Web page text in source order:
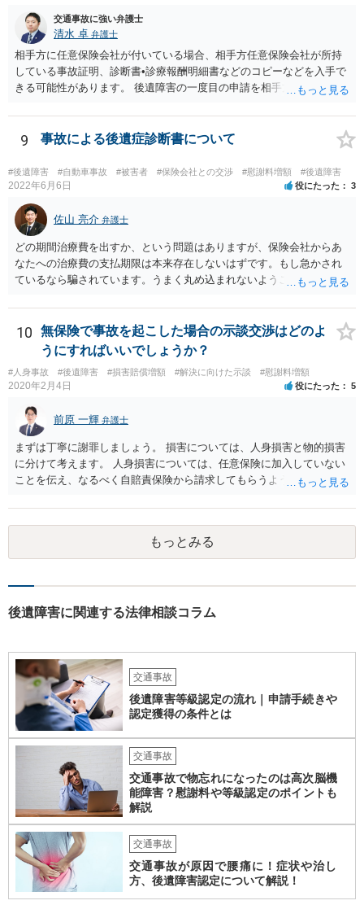
交通事故に強い弁護士
清水 卓 弁護士
相手方に任意保険会社が付いている場合、相手方任意保険会社が所持
している事故証明、診断書•診療報酬明細書などのコピーなどを入手で
きる可能性があります。 後遺障害の一度目の申請を相手方任意保険会
果と認定理由書も相手方任意保険会社から入手できる可能性がありま
す。 これらが難しくても、通院していた病院のカルテを取り付けるこ
と等で代替が可能な場合もあります。 事故からどの程度期間が経過し
ているがが定かではありませんが、昨年４月から既に１年半年程度経
過しており、時効なども意識しながら対応をしておきたいところで
す。 待っていても事態が打開しない可能性もあるため、依頼の対応が
可能な弁護士に個別に問い合わせ、上記の方法等を参考に進め方を相
談してみるのが望ましいかもしれません。
9 事故による後遺症診断書について
#後遺障害 #自動車事故 #被害者 #保険会社との交渉 #慰謝料増額 #後遺障害
2022年6月6日 役にたった 3
佐山 亮介 弁護士
どの期間治療費を出すか、という問題はありますが、保険会社からあ
なたへの治療費の支払期限は本来存在しないはずです。もし急かされ
ているなら騙されています。うまく丸め込まれないようご注意下さ
せんが、受診したならば提出すべきです。
10
無保険で事故を起こした場合の示談交渉はどのよ
うにすればいいでしょうか？
#人身事故 #後遺障害 #損害賠償増額 #解決に向けた示談 #慰謝料増額
2020年2月4日 役にたった 5
前原 一輝 弁護士
まずは丁寧に謝罪しましょう。 損害については、人身損害と物的損害
に分けて考えます。 人身損害については、任意保険に加入していない
ことを伝え、なるべく自賠責保険から請求してもらうようお願いして
願いしてください。 物的損害については、請求の根拠を精査する必要
があり、写真や見積書を送ってもらい、請求金額が正当化をちゃんと
チェックする必要があります。 相談者様の資力がどれだけあるのかは
分かりませんが、資力に応じた対応をして行くほかありません。 訴訟
ャラクターの問題もあるので、どうすればよいのかという正解はあり
合によっては交渉を任せた方がいいかもしれません。
もっとみる
後遺障害に関連する法律相談コラム
交通事故
後遺障害等級認定の流れ｜申請手続きや
認定獲得の条件とは
交通事故
交通事故で物忘れになったのは高次脳機
能障害？慰謝料や等級認定のポイントも
解説
交通事故
交通事故が原因で腰痛に！症状や治し
方、後遺障害認定について解説！